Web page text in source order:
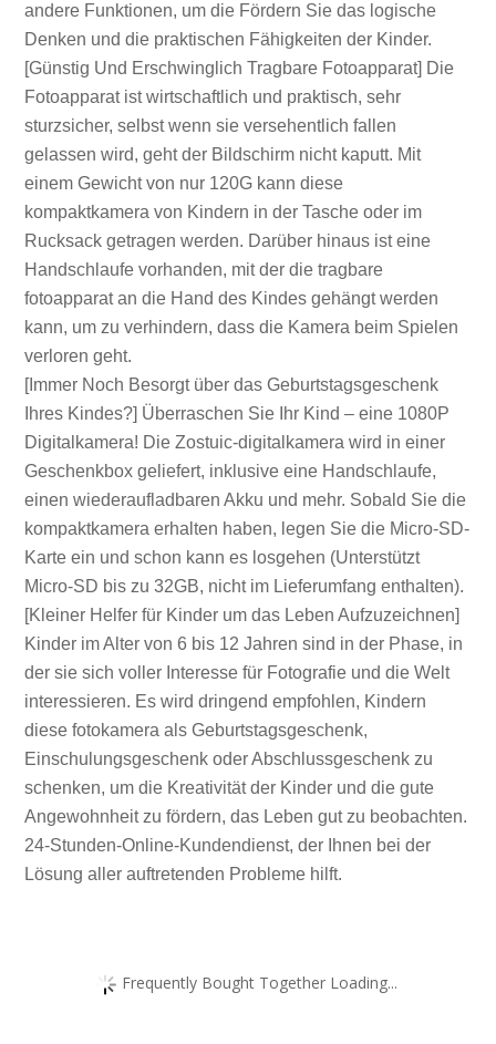
andere Funktionen, um die Fördern Sie das logische
Denken und die praktischen Fähigkeiten der Kinder.
[Günstig Und Erschwinglich Tragbare Fotoapparat] Die
Fotoapparat ist wirtschaftlich und praktisch, sehr
sturzsicher, selbst wenn sie versehentlich fallen
gelassen wird, geht der Bildschirm nicht kaputt. Mit
einem Gewicht von nur 120G kann diese
kompaktkamera von Kindern in der Tasche oder im
Rucksack getragen werden. Darüber hinaus ist eine
Handschlaufe vorhanden, mit der die tragbare
fotoapparat an die Hand des Kindes gehängt werden
kann, um zu verhindern, dass die Kamera beim Spielen
verloren geht.
[Immer Noch Besorgt über das Geburtstagsgeschenk
Ihres Kindes?] Überraschen Sie Ihr Kind – eine 1080P
Digitalkamera! Die Zostuic-digitalkamera wird in einer
Geschenkbox geliefert, inklusive eine Handschlaufe,
einen wiederaufladbaren Akku und mehr. Sobald Sie die
kompaktkamera erhalten haben, legen Sie die Micro-SD-
Karte ein und schon kann es losgehen (Unterstützt
Micro-SD bis zu 32GB, nicht im Lieferumfang enthalten).
[Kleiner Helfer für Kinder um das Leben Aufzuzeichnen]
Kinder im Alter von 6 bis 12 Jahren sind in der Phase, in
der sie sich voller Interesse für Fotografie und die Welt
interessieren. Es wird dringend empfohlen, Kindern
diese fotokamera als Geburtstagsgeschenk,
Einschulungsgeschenk oder Abschlussgeschenk zu
schenken, um die Kreativität der Kinder und die gute
Angewohnheit zu fördern, das Leben gut zu beobachten.
24-Stunden-Online-Kundendienst, der Ihnen bei der
Lösung aller auftretenden Probleme hilft.
Frequently Bought Together Loading...